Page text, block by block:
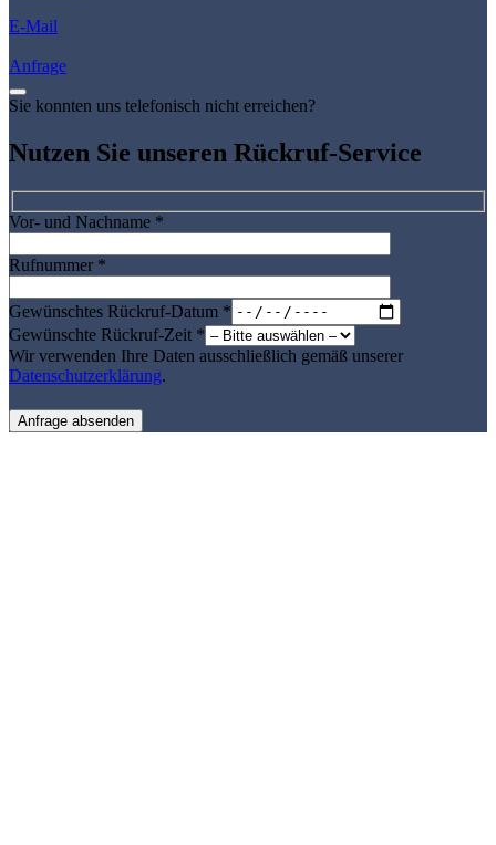
E-Mail
Anfrage
Sie konnten uns telefonisch nicht erreichen?
Nutzen Sie unseren Rückruf-Service
Vor- und Nachname *
Rufnummer *
Gewünschtes Rückruf-Datum *
Gewünschte Rückruf-Zeit *
Wir verwenden Ihre Daten ausschließlich gemäß unserer
Datenschutzerklärung.